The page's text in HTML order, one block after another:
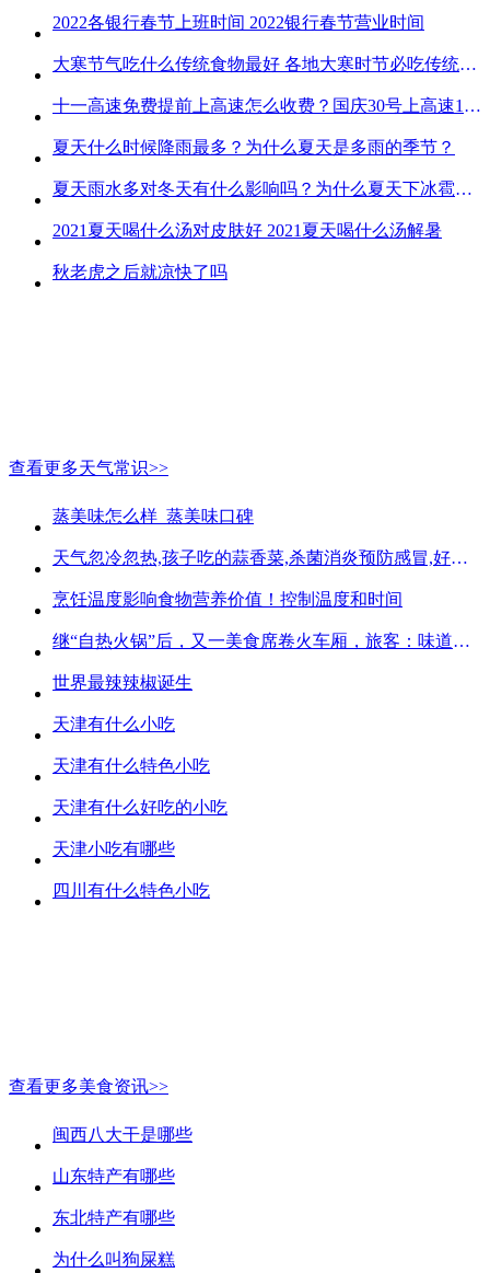
2022各银行春节上班时间 2022银行春节营业时间
大寒节气吃什么传统食物最好 各地大寒时节必吃传统美食
十一高速免费提前上高速怎么收费？国庆30号上高速1号下高速免费吗？
夏天什么时候降雨最多？为什么夏天是多雨的季节？
夏天雨水多对冬天有什么影响吗？为什么夏天下冰雹而冬天不下冰雹
2021夏天喝什么汤对皮肤好 2021夏天喝什么汤解暑
秋老虎之后就凉快了吗
查看更多天气常识>>
蒸美味怎么样_蒸美味口碑
天气忽冷忽热,孩子吃的蒜香菜,杀菌消炎预防感冒,好吃不贵
烹饪温度影响食物营养价值！控制温度和时间
继“自热火锅”后，又一美食席卷火车厢，旅客：味道好吃又方便
世界最辣辣椒诞生
天津有什么小吃
天津有什么特色小吃
天津有什么好吃的小吃
天津小吃有哪些
四川有什么特色小吃
查看更多美食资讯>>
闽西八大干是哪些
山东特产有哪些
东北特产有哪些
为什么叫狗屎糕